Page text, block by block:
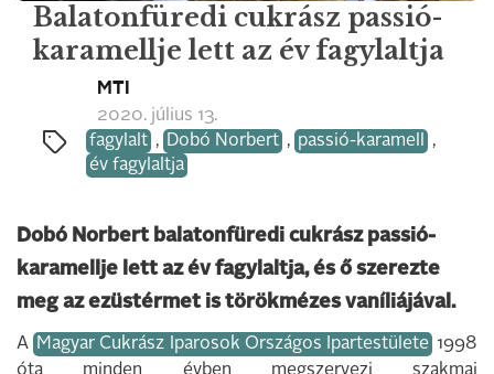
Balatonfüredi cukrász passió-
karamellje lett az év fagylaltja
MTI
2020. július 13.
fagylalt , Dobó Norbert , passió-karamell
,
év fagylaltja
Dobó Norbert balatonfüredi cukrász passió-
karamellje lett az év fagylaltja, és ő szerezte
meg az ezüstérmet is törökmézes vaníliájával.
A Magyar Cukrász Iparosok Országos Ipartestülete 1998
óta minden évben megszervezi szakmai